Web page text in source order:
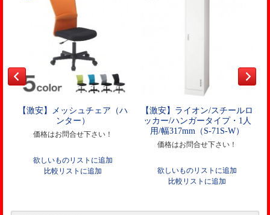
【激安】メッシュチェア（ハ
ンター）
価格はお問合せ下さい！
欲しいものリストに追加
比較リストに追加
【激安】ライオン/スチールロ
ッカー/ハンガータイプ・1人
用/幅317mm（S-71S-W）
価格はお問合せ下さい！
欲しいものリストに追加
比較リストに追加